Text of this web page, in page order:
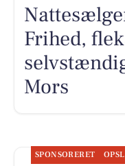
Frihed,
Mors
SPONSORERET